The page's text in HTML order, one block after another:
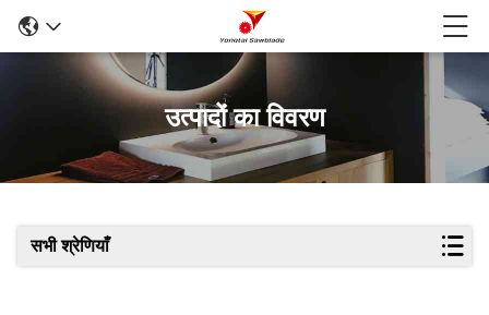
उत्पादों का विवरण
सभी श्रेणियाँ